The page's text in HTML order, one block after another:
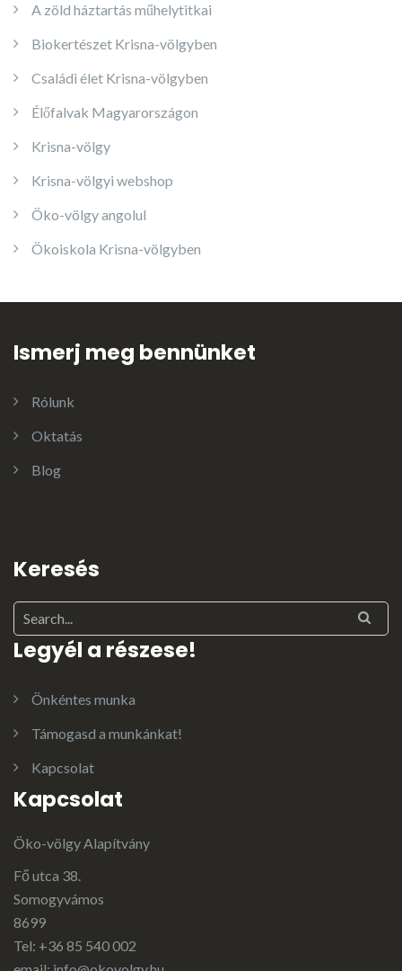
A zöld háztartás műhelytitkai
Biokertészet Krisna-völgyben
Családi élet Krisna-völgyben
Élőfalvak Magyarországon
Krisna-völgy
Krisna-völgyi webshop
Öko-völgy angolul
Ökoiskola Krisna-völgyben
Ismerj meg bennünket
Rólunk
Oktatás
Blog
Keresés
Legyél a részese!
Önkéntes munka
Támogasd a munkánkat!
Kapcsolat
Kapcsolat
Öko-völgy Alapítvány
Fő utca 38.
Somogyvámos
8699
Tel: +36 85 540 002